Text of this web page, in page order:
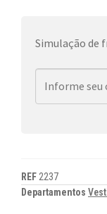
Simulação de
REF2237
Departamentos